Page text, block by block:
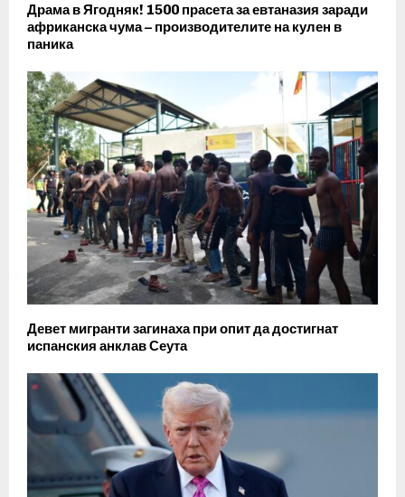
Драма в Ягодняк! 1500 прасета за евтаназия заради
африканска чума – производителите на кулен в
паника
Девет мигранти загинаха при опит да достигнат
испанския анклав Сеута